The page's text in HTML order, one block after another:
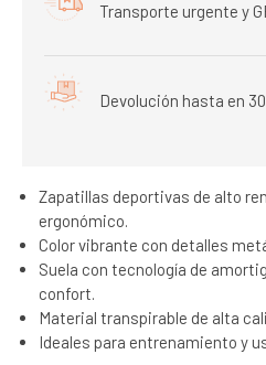
Transporte urgente y
Devolución hasta en
Zapatillas deportivas de alto
ergonómico.
Color vibrante con detalles
Suela con tecnología de
confort.
Material transpirable de alta
Ideales para entrenamiento y